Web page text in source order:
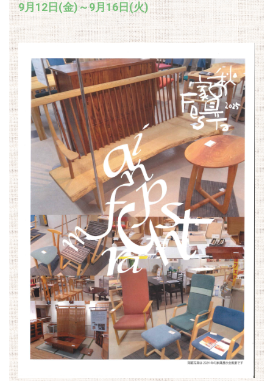
9月12日(金)～9月16日(火)